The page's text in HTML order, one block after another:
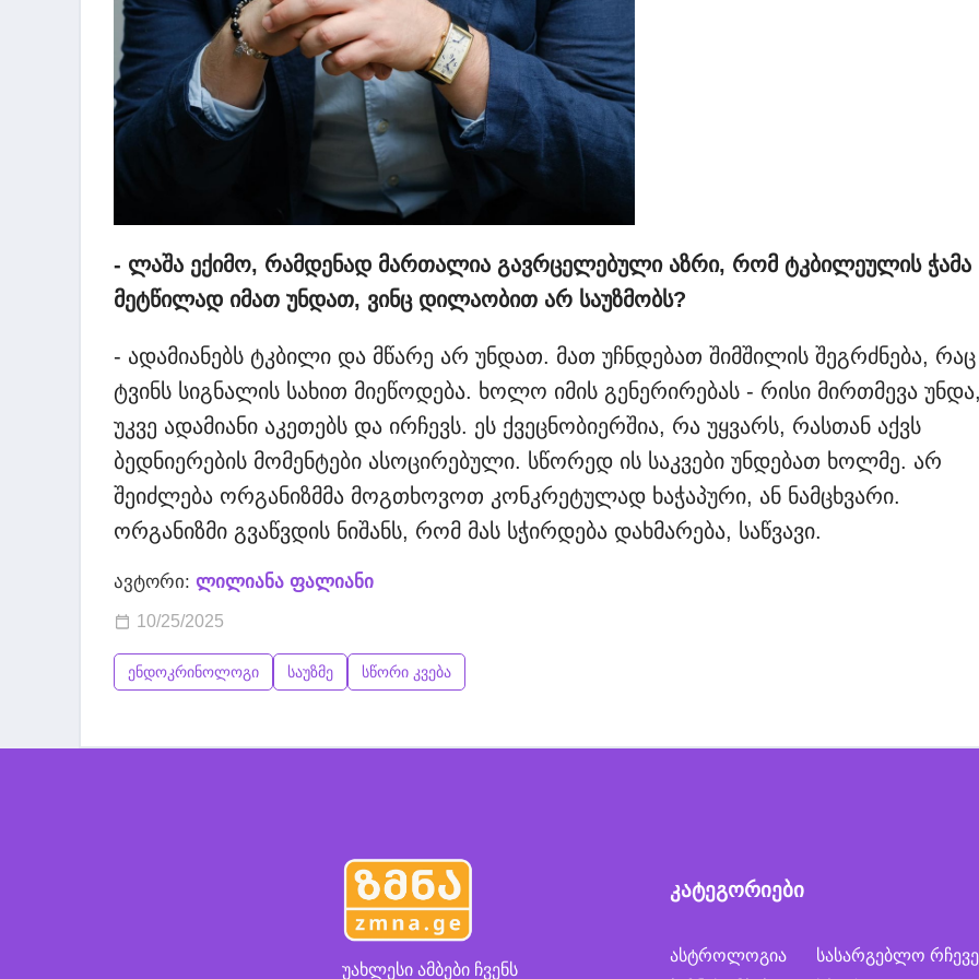
- ლაშა ექიმო, რამდენად მართალია გავრცელებული აზრი, რომ ტკბილეულის ჭამა
მეტწილად იმათ უნდათ, ვინც დილაობით არ საუზმობს?
- ადამიანებს ტკბილი და მწარე არ უნდათ. მათ უჩნდებათ შიმშილის შეგრძნება, რაც
ტვინს სიგნალის სახით მიეწოდება. ხოლო იმის გენერირებას - რისი მირთმევა
უკვე ადამიანი აკეთებს და ირჩევს. ეს ქვეცნობიერშია, რა უყვარს, რასთან აქვს
ბედნიერების მომენტები ასოცირებული. სწორედ ის საკვები უნდებათ ხოლმე. არ
შეიძლება ორგანიზმმა მოგთხოვოთ კონკრეტულად ხაჭაპური, ან ნამცხვარი.
ორგანიზმი გვაწვდის ნიშანს, რომ მას სჭირდება დახმარება, საწვავი.
ავტორი: ლილიანა ფალიანი
10/25/2025
ენდოკრინოლოგი საუზმე სწორი კვება
უახლესი ამბები ჩვენს
კატეგორიები
ასტროლოგია
სასარგებლო